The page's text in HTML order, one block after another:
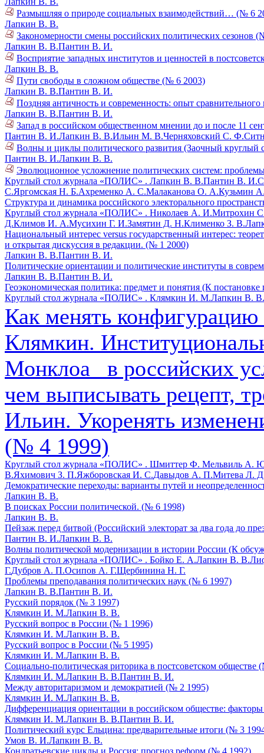
Размышляя о природе социальных взаимодействий… (№ 6
Лапкин В. В.
Закономерности смены российских политических сезонов
Лапкин В. В.Пантин В. И.
Восприятие западных институтов и ценностей в
Лапкин В. В.
Пути свободы в сложном обществе (№ 6 2003)
Лапкин В. В.Пантин В. И.
Поздняя античность и современность: опыт
Лапкин В. В.Пантин В. И.
Запад в российском общественном мнении до и после 11
Пантин В. И.Лапкин В. В.Ильин М. В.Черняховский С. Ф.
Волны и циклы политического развития (Заочный круглый
Пантин В. И.Лапкин В. В.
Эволюционное усложнение политических систем:
Круглый стол журнала «ПОЛИС» . Лапкин В. В.Пантин В. И.
С.Яргомская Н. Б.Ахременко А. С.Малаканова О. А.Кузьмин
Структура и динамика российского электорального
Круглый стол журнала «ПОЛИС» . Николаев А. И.Митрохин
Д.Климов И. А.Мусихин Г. И.Замятин Д. Н.Клименко З. В.
Национальный интерес versus государственный интерес:
и открытая дискуссия в редакции. (№ 1 2000)
Лапкин В. В.Пантин В. И.
Политические ориентации и политические институты в
Лапкин В. В.Пантин В. И.
Геоэкономическая политика: предмет и понятия (К
Круглый стол журнала «ПОЛИС» . Клямкин И. М.Лапкин В. В.
Как менять
Клямкин.
Монклоа_ в российских
чем выписывать рецепт,
Ильин. Укоренять
(№ 4 1999)
Круглый стол журнала «ПОЛИС» . Шмиттер Ф. Мельвиль А.
В.Яхимович З. П.Яжборовская И. С.Давыдов А. П.Митева Л.
Демократические переходы: варианты путей и
Лапкин В. В.
В поисках России политической. (№ 6 1998)
Лапкин В. В.
Пейзаж перед битвой (Российский электорат за два года до
Пантин В. И.Лапкин В. В.
Волны политической модернизации в истории России (К
Круглый стол журнала «ПОЛИС» . Бойко Е. А.Лапкин В. В.
Г.Дубров А. П.Осипов А. Г.Щербинина Н. Г.
Проблемы преподавания политических наук (№ 6 1997)
Лапкин В. В.Пантин В. И.
Русский порядок (№ 3 1997)
Клямкин И. М.Лапкин В. В.
Русский вопрос в России (№ 1 1996)
Клямкин И. М.Лапкин В. В.
Русский вопрос в России (№ 5 1995)
Клямкин И. М.Лапкин В. В.
Социально-политическая риторика в постсоветском обществе
Клямкин И. М.Лапкин В. В.Пантин В. И.
Между авторитаризмом и демократией (№ 2 1995)
Клямкин И. М.Лапкин В. В.
Дифференциация ориентации в российском обществе:
Клямкин И. М.Лапкин В. В.Пантин В. И.
Политический курс Ельцина: предварительные итоги (№ 3
Умов В. И.Лапкин В. В.